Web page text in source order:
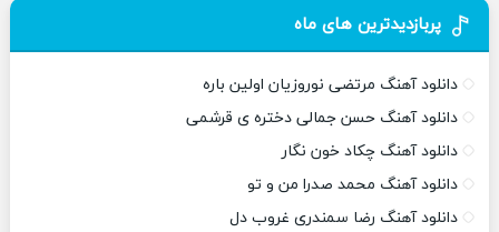
پربازدیدترین های ماه
دانلود آهنگ مرتضی نوروزیان اولین باره
دانلود آهنگ حسن جمالی دختره ی قرشمی
دانلود آهنگ چکاد خون نگار
دانلود آهنگ محمد صدرا من و تو
دانلود آهنگ رضا سمندری غروب دل